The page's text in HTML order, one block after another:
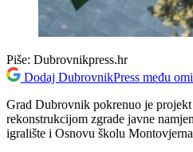
Piše: Dubrovnikpress.hr
Dodaj DubrovnikPress među
Grad Dubrovnik pokrenuo je projekt
rekonstrukcijom zgrade javne
igralište i Osnovu školu